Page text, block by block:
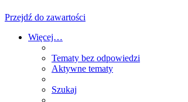
Przejdź do zawartości
Więcej…
Tematy bez odpowiedzi
Aktywne tematy
Szukaj